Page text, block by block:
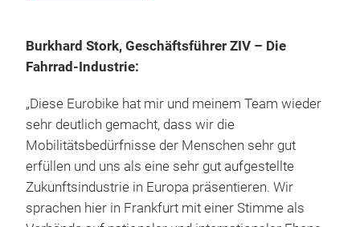
Burkhard Stork, Geschäftsführer ZIV – Die
Fahrrad-Industrie:
„Diese Eurobike hat mir und meinem Team wieder
sehr deutlich gemacht, dass wir die
Mobilitätsbedürfnisse der Menschen sehr gut
erfüllen und uns als eine sehr gut aufgestellte
Zukunftsindustrie in Europa präsentieren. Wir
sprachen hier in Frankfurt mit einer Stimme als